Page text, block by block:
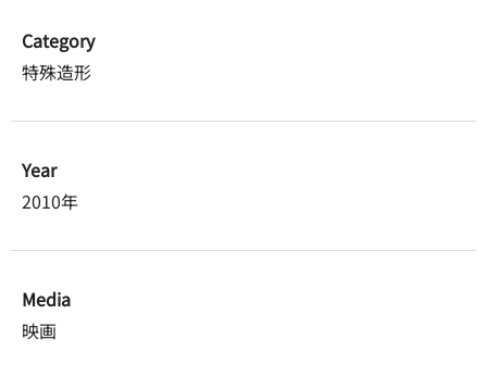
Category
特殊造形
Year
2010年
Media
映画